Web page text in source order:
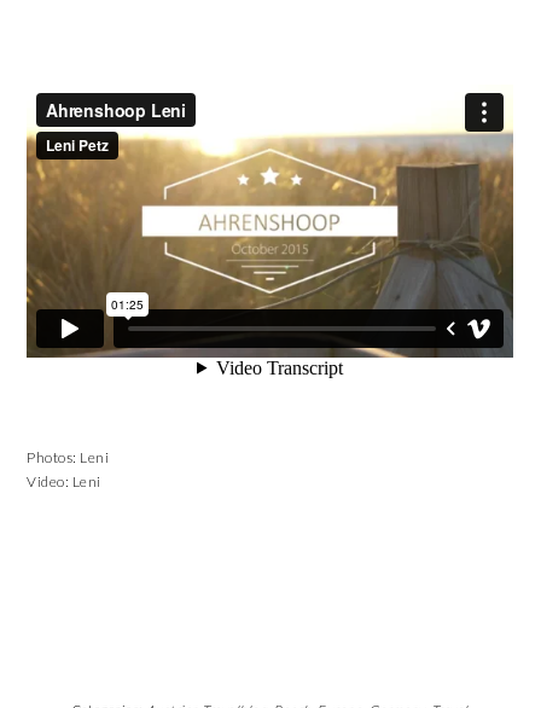
Photos: Leni
Video: Leni